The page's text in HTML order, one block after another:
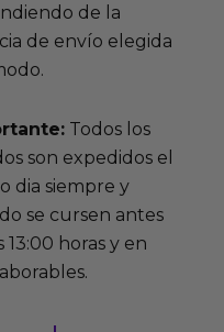
de la
de envío elegida
Todos los
son expedidos el
dia siempre y
se cursen antes
13:00 horas y en